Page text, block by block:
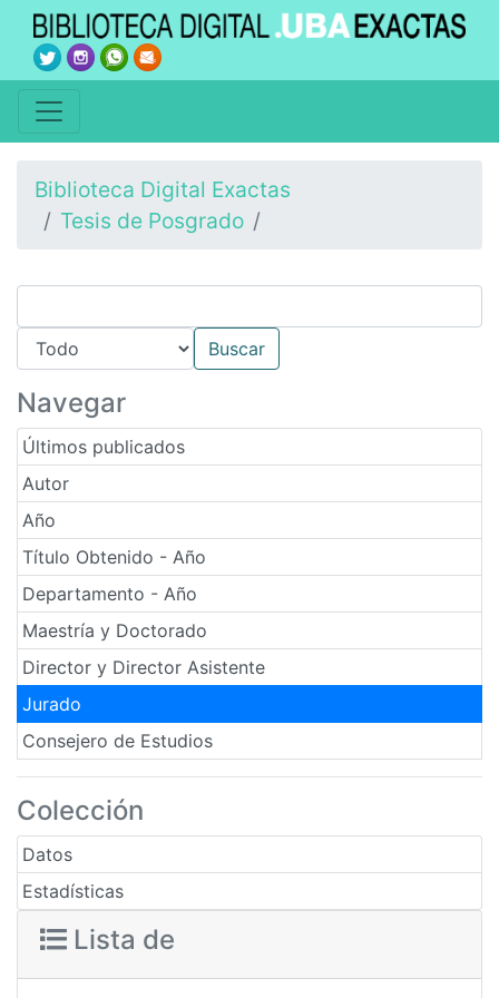
Biblioteca Digital Exactas
Tesis de Posgrado
Navegar
Últimos publicados
Autor
Año
Título Obtenido - Año
Departamento - Año
Maestría y Doctorado
Director y Director Asistente
Jurado
Consejero de Estudios
Colección
Datos
Estadísticas
Lista de